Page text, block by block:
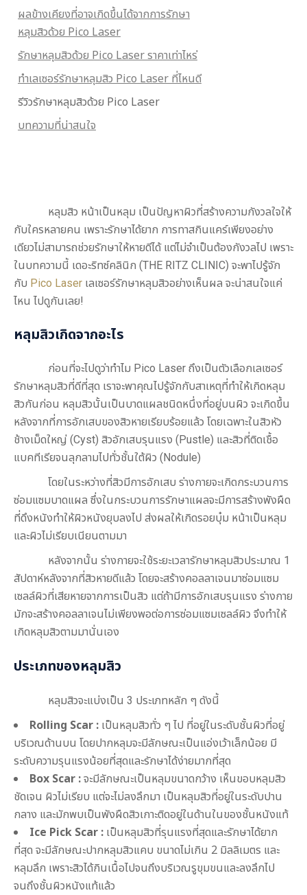
ผลข้างเคียงที่อาจเกิดขึ้นได้จากการรักษา
หลุมสิวด้วย Pico Laser
รักษาหลุมสิวด้วย Pico Laser ราคาเท่าไหร่
ทำเลเซอร์รักษาหลุมสิว Pico Laser ที่ไหนดี
รีวิวรักษาหลุมสิวด้วย Pico Laser
บทความที่น่าสนใจ
หลุมสิว หน้าเป็นหลุม เป็นปัญหาผิวที่สร้างความกังวลใจให้
กับใครหลายคน เพราะรักษาได้ยาก การทาสกินแคร์เพียงอย่าง
เดียวไม่สามารถช่วยรักษาให้หายดีได้ แต่ไม่จำเป็นต้องกังวลไป เพราะ
ในบทความนี้ เดอะริทซ์คลินิก (THE RITZ CLINIC) จะพาไปรู้จัก
กับ Pico Laser เลเซอร์รักษาหลุมสิวอย่างเห็นผล จะน่าสนใจแค่
ไหน ไปดูกันเลย!
หลุมสิวเกิดจากอะไร
ก่อนที่จะไปดูว่าทำไม Pico Laser ถึงเป็นตัวเลือกเลเซอร์
รักษาหลุมสิวที่ดีที่สุด เราจะพาคุณไปรู้จักกับสาเหตุที่ทำให้เกิดหลุม
สิวกันก่อน หลุมสิวนั้นเป็นบาดแผลชนิดหนึ่งที่อยู่บนผิว จะเกิดขึ้น
หลังจากที่การอักเสบของสิวหายเรียบร้อยแล้ว โดยเฉพาะในสิวหัว
ช้างเม็ดใหญ่ (Cyst) สิวอักเสบรุนแรง (Pustle) และสิวที่ติดเชื้อ
แบคทีเรียจนลุกลามไปทั่วชั้นใต้ผิว (Nodule)
โดยในระหว่างที่สิวมีการอักเสบ ร่างกายจะเกิดกระบวนการ
ซ่อมแซมบาดแผล ซึ่งในกระบวนการรักษาแผลจะมีการสร้างพังผืด
ที่ดึงหนังทำให้ผิวหนังยุบลงไป ส่งผลให้เกิดรอยบุ๋ม หน้าเป็นหลุม
และผิวไม่เรียบเนียนตามมา
หลังจากนั้น ร่างกายจะใช้ระยะเวลารักษาหลุมสิวประมาณ 1
สัปดาห์หลังจากที่สิวหายดีแล้ว โดยจะสร้างคอลลาเจนมาซ่อมแซม
เซลล์ผิวที่เสียหายจากการเป็นสิว แต่ถ้ามีการอักเสบรุนแรง ร่างกาย
มักจะสร้างคอลลาเจนไม่เพียงพอต่อการซ่อมแซมเซลล์ผิว จึงทำให้
เกิดหลุมสิวตามมานั่นเอง
ประเภทของหลุมสิว
หลุมสิวจะแบ่งเป็น 3 ประเภทหลัก ๆ ดังนี้
Rolling Scar : เป็นหลุมสิวทั่ว ๆ ไป ที่อยู่ในระดับชั้นผิวที่อยู่
บริเวณด้านบน โดยปากหลุมจะมีลักษณะเป็นแอ่งเว้าเล็กน้อย มี
ระดับความรุนแรงน้อยที่สุดและรักษาได้ง่ายมากที่สุด
Box Scar :จะมีลักษณะเป็นหลุมขนาดกว้าง เห็นขอบหลุมสิว
ชัดเจน ผิวไม่เรียบ แต่จะไม่ลงลึกมา เป็นหลุมสิวที่อยู่ในระดับปาน
กลาง และมักพบเป็นพังผืดสิวเกาะติดอยู่ในด้านในของชั้นหนังแท้
Ice Pick Scar : เป็นหลุมสิวที่รุนแรงที่สุดและรักษาได้ยาก
ที่สุด จะมีลักษณะปากหลุมสิวแคบ ขนาดไม่เกิน 2 มิลลิเมตร และ
หลุมลึก เพราะสิวได้กินเนื้อไปจนถึงบริเวณรูขุมขนและลงลึกไป
จนถึงชั้นผิวหนังแท้แล้ว